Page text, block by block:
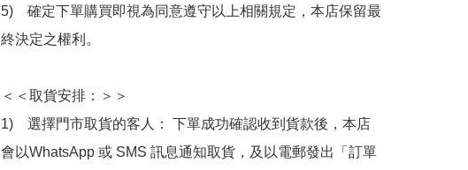
5)　確定下單購買即視為同意遵守以上相關規定，本店保留最
終決定之權利。
＜＜取貨安排：＞＞
1)　選擇門市取貨的客人： 下單成功確認收到貨款後，本店
會以WhatsApp 或 SMS 訊息通知取貨，及以電郵發出「訂單